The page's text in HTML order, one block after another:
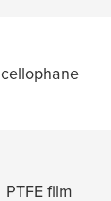
cellophane
PTFE film